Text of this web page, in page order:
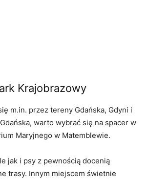
Krajobrazowy
m.in. przez tereny Gdańska, Gdyni i
warto wybrać się na spacer w
Maryjnego w Matemblewie.
jak i psy z pewnością docenią
trasy. Innym miejscem świetnie